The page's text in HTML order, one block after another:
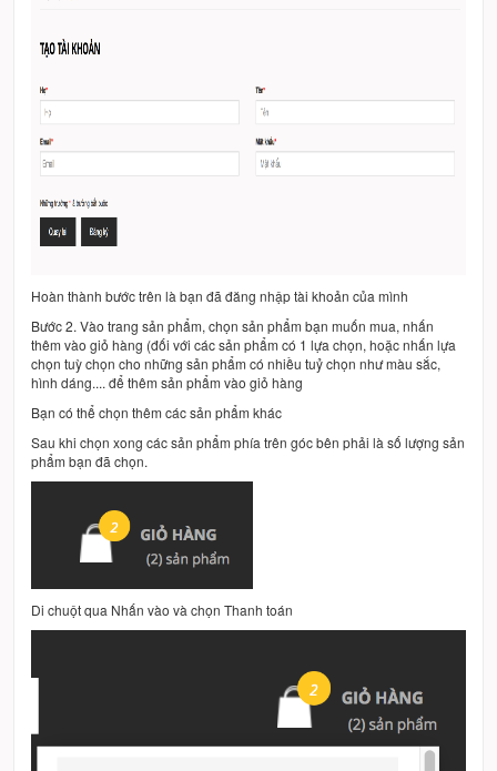
Hoàn thành bước trên là bạn đã đăng nhập tài khoản của mình
Bước 2. Vào trang sản phẩm, chọn sản phẩm bạn muốn mua, nhấn
thêm vào giỏ hàng (đối với các sản phẩm có 1 lựa chọn, hoặc nhấn lựa
chọn tuỳ chọn cho những sản phẩm có nhiều tuỷ chọn như màu sắc,
hình dáng.... để thêm sản phẩm vào giỏ hàng
Bạn có thể chọn thêm các sản phẩm khác
Sau khi chọn xong các sản phẩm phía trên góc bên phải là số lượng sản
phẩm bạn đã chọn.
Di chuột qua Nhấn vào và chọn Thanh toán